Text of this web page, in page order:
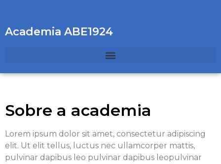
Academia ABE1924
Sobre a academia
Lorem ipsum dolor sit amet, consectetur adipiscing
elit. Ut elit tellus, luctus nec ullamcorper mattis,
pulvinar dapibus leo pulvinar dapibus leopulvinar